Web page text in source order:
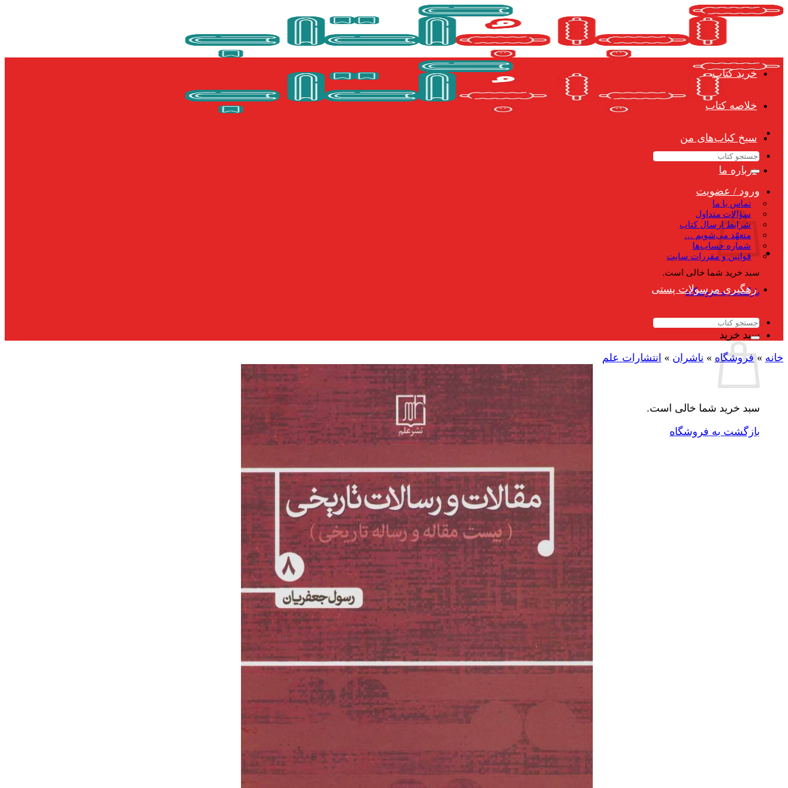
Skip
جستجو
برای:
ورود / عضویت
سبد خرید شما خالی است.
بازگشت به فروشگاه
سبد خرید
سبد خرید شما خالی است.
بازگشت به فروشگاه
خرید کتاب
خلاصه کتاب
سیخ کباب‌های من
درباره ما
تماس با ما
سؤالات متداول
شرایط ارسال کتاب
متعهّد می‌شویم …
شماره حساب‌ها
قوانین و مقررات سایت
رهگیری مرسولات پستی
جستجو
برای:
خانه » فروشگاه » ناشران » انتشارات علم